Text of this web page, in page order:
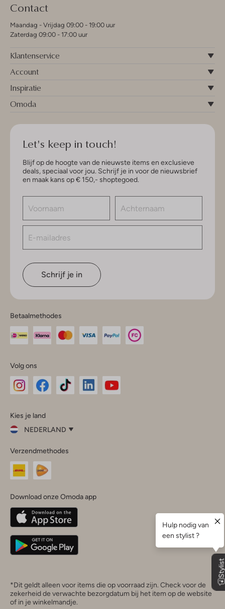
Contact
Maandag - Vrijdag 09:00 - 19:00 uur
Zaterdag 09:00 - 17:00 uur
Klantenservice
Account
Inspiratie
Omoda
Let's keep in touch!
Blijf op de hoogte van de nieuwste items en exclusieve
deals, speciaal voor jou. Schrijf je in voor de nieuwsbrief
en maak kans op € 150,- shoptegoed.
Schrijf je in
Betaalmethodes
Volg ons
InstagramFacebook
Kies je land
NEDERLAND
je
land
Nederland
Belgique(Français)
Deutschland
Verzendmethodes
Download onze Omoda app
*Dit geldt alleen voor items die op voorraad zijn. Check voor de
zekerheid de verwachte bezorgdatum bij het item op de website
of in je winkelmandje.